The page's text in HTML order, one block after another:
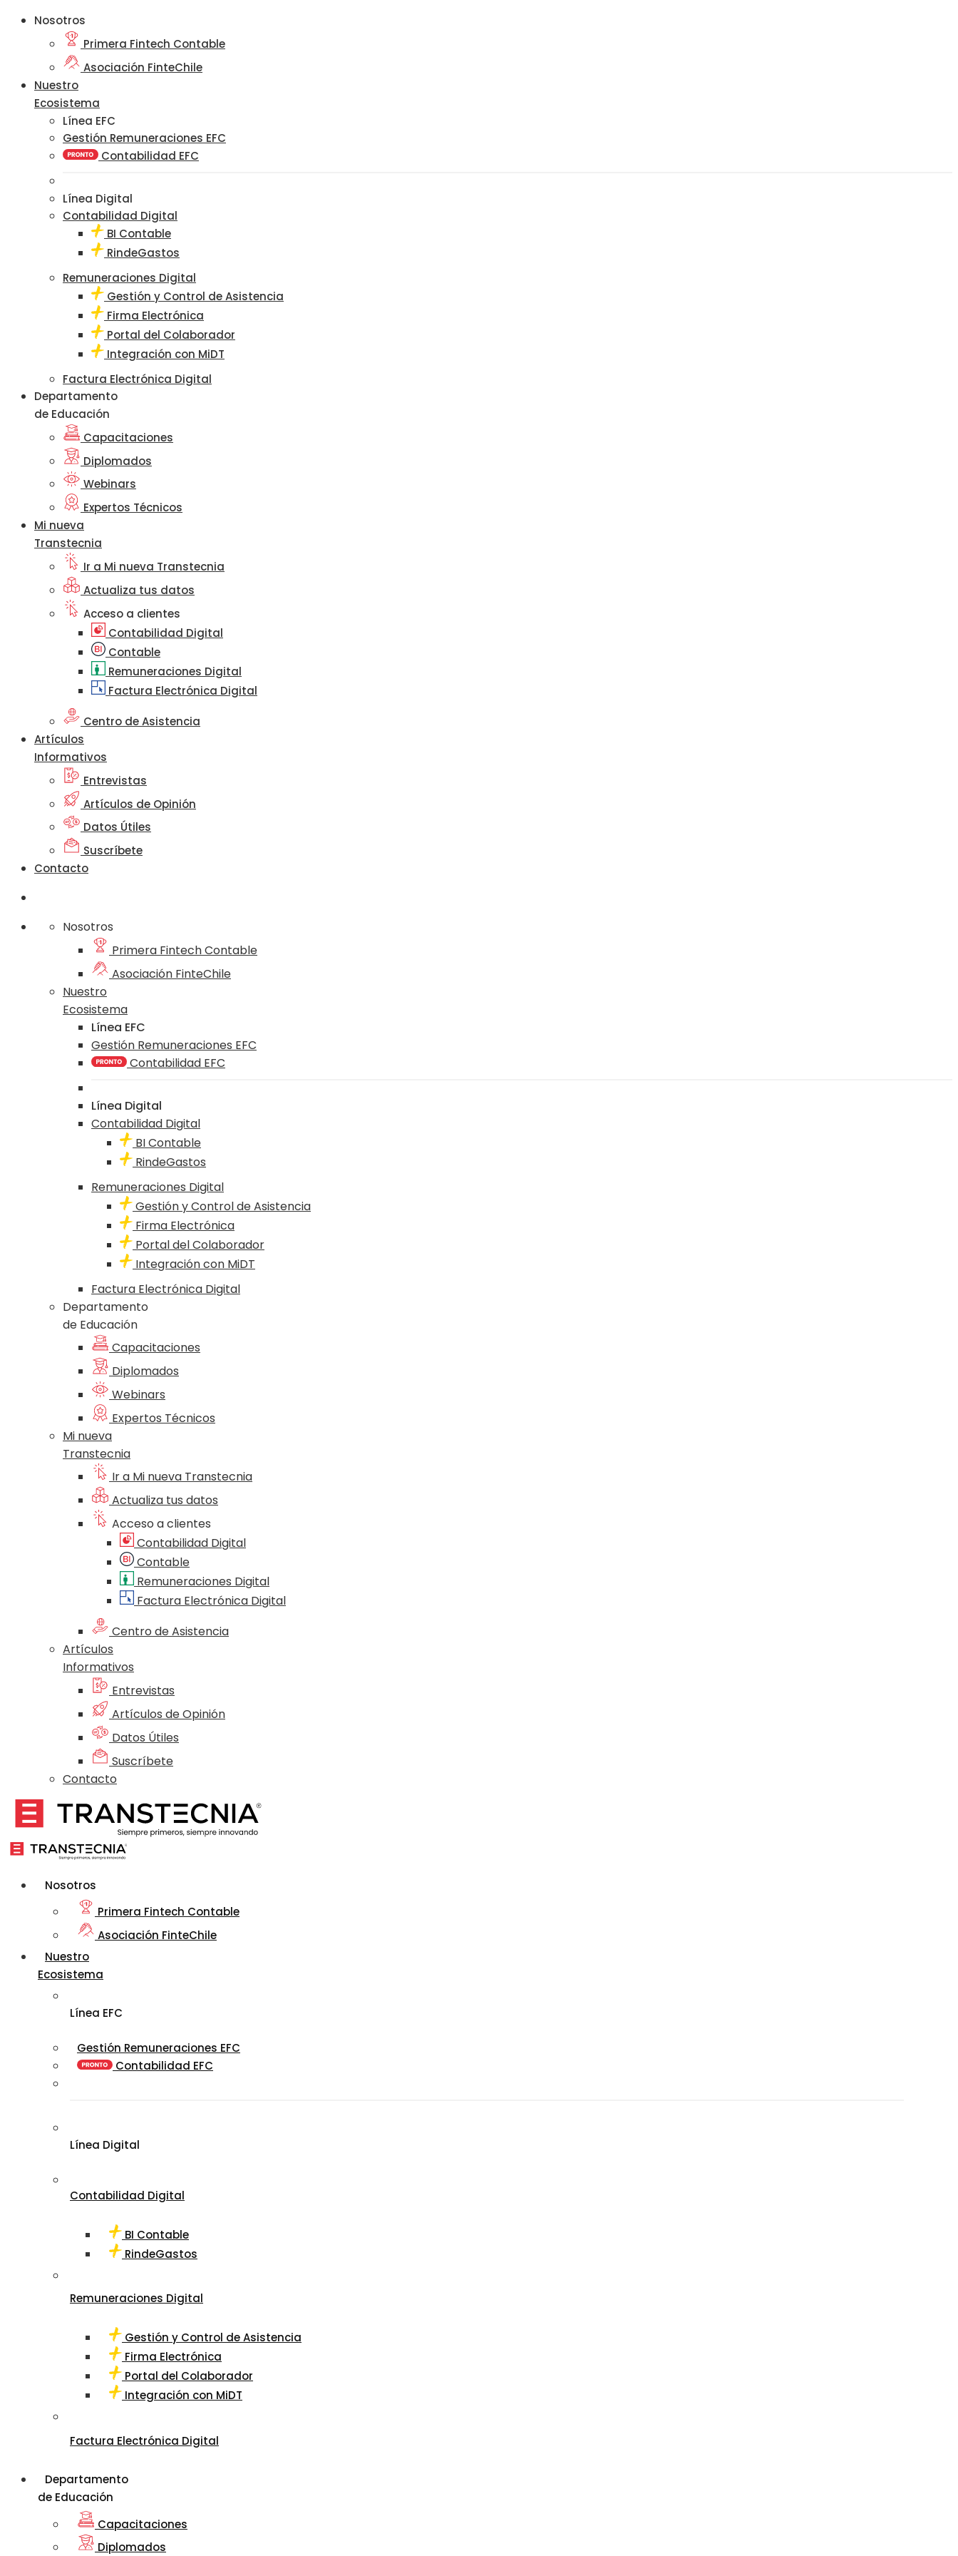
Nosotros
Primera Fintech Contable
Asociación FinteChile
Nuestro
Ecosistema
Línea EFC
Gestión Remuneraciones EFC
Contabilidad EFC
Línea Digital
Contabilidad Digital
BI Contable
RindeGastos
Remuneraciones Digital
Gestión y Control de Asistencia
Firma Electrónica
Portal del Colaborador
Integración con MiDT
Factura Electrónica Digital
Departamento
de Educación
Capacitaciones
Diplomados
Webinars
Expertos Técnicos
Mi nueva
Transtecnia
Ir a Mi nueva Transtecnia
Actualiza tus datos
Acceso a clientes
Contabilidad Digital
Contable
Remuneraciones Digital
Factura Electrónica Digital
Centro de Asistencia
Artículos
Informativos
Entrevistas
Artículos de Opinión
Datos Útiles
Suscríbete
Contacto
Nosotros
Primera Fintech Contable
Asociación FinteChile
Nuestro
Ecosistema
Línea EFC
Gestión Remuneraciones EFC
Contabilidad EFC
Línea Digital
Contabilidad Digital
BI Contable
RindeGastos
Remuneraciones Digital
Gestión y Control de Asistencia
Firma Electrónica
Portal del Colaborador
Integración con MiDT
Factura Electrónica Digital
Departamento
de Educación
Capacitaciones
Diplomados
Webinars
Expertos Técnicos
Mi nueva
Transtecnia
Ir a Mi nueva Transtecnia
Actualiza tus datos
Acceso a clientes
Contabilidad Digital
Contable
Remuneraciones Digital
Factura Electrónica Digital
Centro de Asistencia
Artículos
Informativos
Entrevistas
Artículos de Opinión
Datos Útiles
Suscríbete
Contacto
Nosotros
Primera Fintech Contable
Asociación FinteChile
Nuestro
Ecosistema
Línea EFC
Gestión Remuneraciones EFC
Contabilidad EFC
Línea Digital
Contabilidad Digital
BI Contable
RindeGastos
Remuneraciones Digital
Gestión y Control de Asistencia
Firma Electrónica
Portal del Colaborador
Integración con MiDT
Factura Electrónica Digital
Departamento
de Educación
Capacitaciones
Diplomados